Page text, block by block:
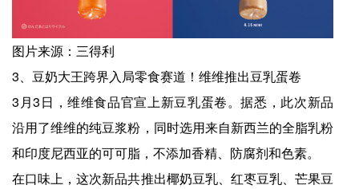
图片来源：三得利
3、豆奶大王跨界入局零食赛道！维维推出豆乳蛋卷
3月3日，维维食品官宣上新豆乳蛋卷。据悉，此次新品
沿用了维维的纯豆浆粉，同时选用来自新西兰的全脂乳粉
和印度尼西亚的可可脂，不添加香精、防腐剂和色素。
在口味上，这次新品共推出椰奶豆乳、红枣豆乳、芒果豆